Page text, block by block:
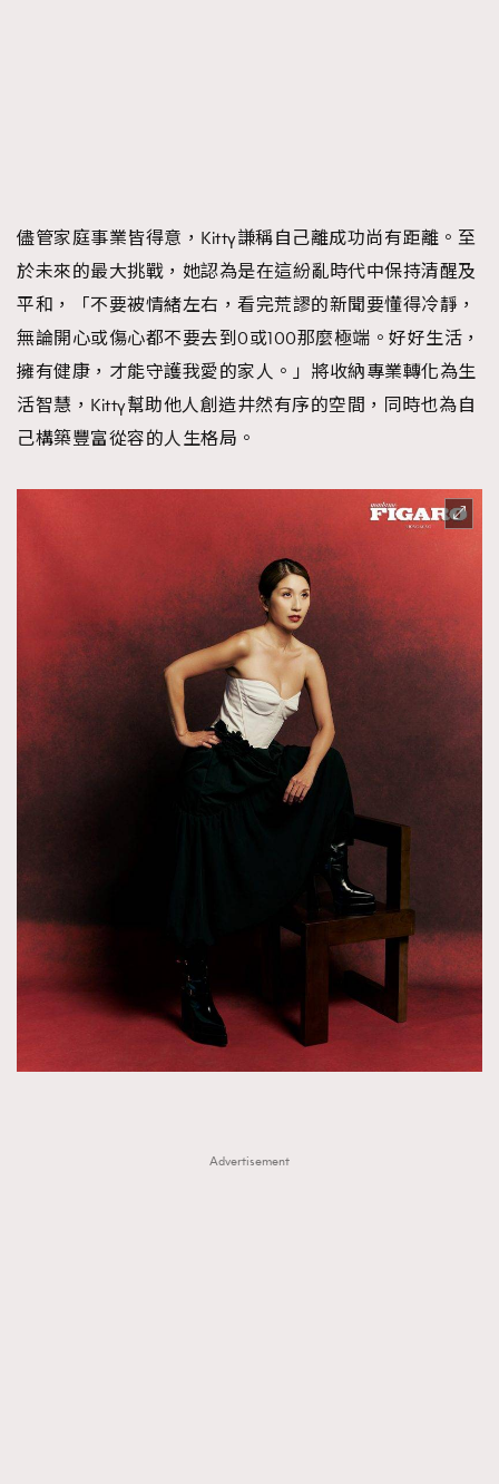
儘管家庭事業皆得意，Kitty謙稱自己離成功尚有距離。至
於未來的最大挑戰，她認為是在這紛亂時代中保持清醒及
平和，「不要被情緒左右，看完荒謬的新聞要懂得冷靜，
無論開心或傷心都不要去到0或100那麼極端。好好生活，
擁有健康，才能守護我愛的家人。」將收納專業轉化為生
活智慧，Kitty幫助他人創造井然有序的空間，同時也為自
己構築豐富從容的人生格局。
Advertisement